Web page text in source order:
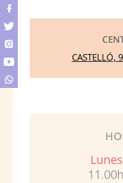
CASTELLÓ,